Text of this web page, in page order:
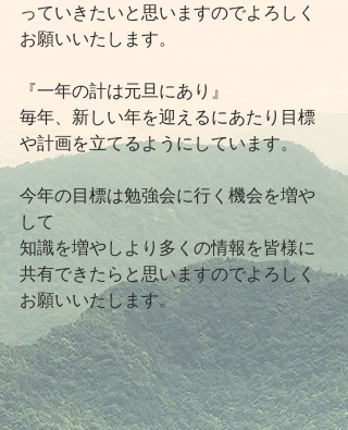
っていきたいと思いますのでよろしく
お願いいたします。
『一年の計は元旦にあり』
毎年、新しい年を迎えるにあたり目標
や計画を立てるようにしています。
今年の目標は勉強会に行く機会を増や
して
知識を増やしより多くの情報を皆様に
共有できたらと思いますのでよろしく
お願いいたします。